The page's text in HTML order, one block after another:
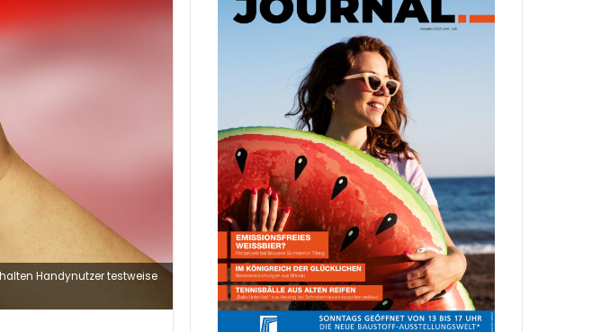
Handynutzer testweise